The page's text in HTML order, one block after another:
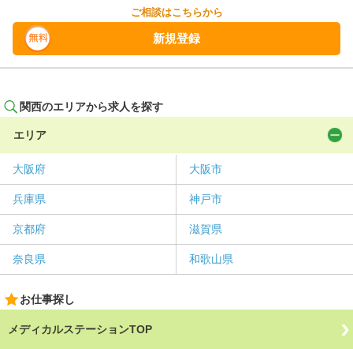
ご相談はこちらから
新規登録
関西のエリアから求人を探す
エリア
大阪府 大阪市
兵庫県 神戸市
京都府 滋賀県
奈良県 和歌山県
お仕事探し
メディカルステーションTOP